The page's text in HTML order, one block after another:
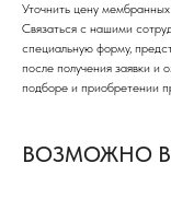
Уточнить цену
Связаться с нашими
специальную форму,
после получения заявки
подборе и приобретении
ВОЗМОЖНО